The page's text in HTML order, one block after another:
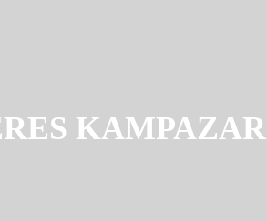
KAMPAZAR